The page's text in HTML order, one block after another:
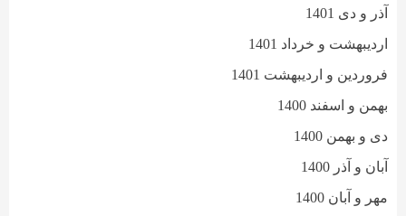
آذر و دی 1401
اردیبهشت و خرداد 1401
فروردین و اردیبهشت 1401
بهمن و اسفند 1400
دی و بهمن 1400
آبان و آذر 1400
مهر و آبان 1400